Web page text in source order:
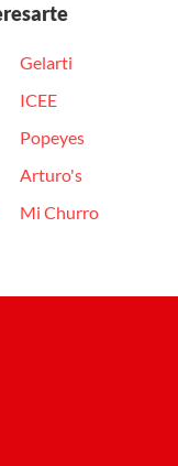
Gelarti
ICEE
Popeyes
Arturo's
Mi Churro